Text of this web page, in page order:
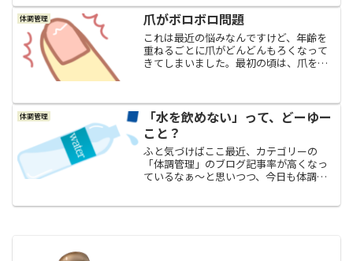
前の冬ちょうど１年前の冬も、１月くら
いからじわじわと血圧が上...
体調管理 爪がボロボロ問題
これは最近の悩みなんですけど、年齢を
重ねるごとに爪がどんどんもろくなって
きてしまいました。最初の頃は、爪を何
って、そのまま手を使い続けているうち
に亀裂が拡大して爪が割れる...
体調管理
「水を飲めない」って、どーゆー
こと？
ふと気づけばここ最近、カテゴリーの
「体調管理」のブログ記事率が高くなっ
ているなぁ～と思いつつ、今日も体調管